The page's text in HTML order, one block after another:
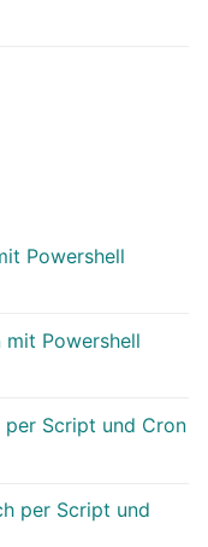
Powershell
Powershell
Script und Cron
per Script und